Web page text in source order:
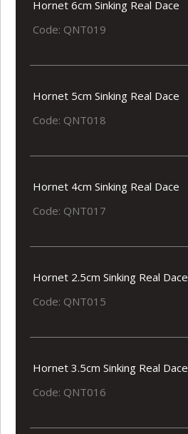
Hornet 6cm Sinking Real Dace
Code: QNT019
Hornet 5cm Sinking Real Dace
Code: QNT018
Hornet 4cm Sinking Real Dace
Code: QNT017
Hornet 2.5cm Sinking Real Dace
Code: QNT015
Hornet 3.5cm Sinking Real Dace
Code: QNT016